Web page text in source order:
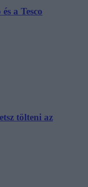
a Tesco
tölteni az